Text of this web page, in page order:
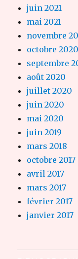
juin 2021
mai 2021
novembre
octobre 2020
septembre
août 2020
juillet 2020
juin 2020
mai 2020
juin 2019
mars 2018
octobre 2017
avril 2017
mars 2017
février 2017
janvier 2017